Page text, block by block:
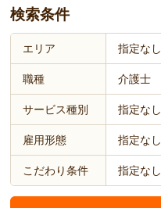
検索条件
エリア 指定なし
職種 介護士
サービス種別 指定なし
雇用形態 指定なし
こだわり条件 指定なし